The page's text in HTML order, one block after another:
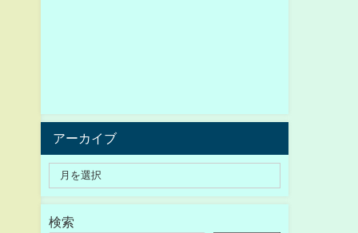
アーカイブ
検索